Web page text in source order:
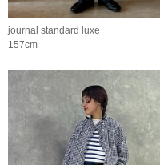
journal standard luxe
157cm